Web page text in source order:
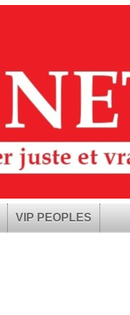
VIP PEOPLES